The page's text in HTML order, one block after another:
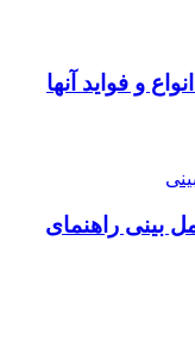
و فواید آنها
بینی راهنمای